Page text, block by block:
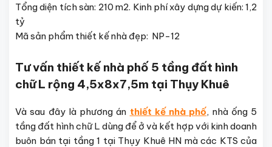
Tổng diện tích sàn: 210 m2. Kinh phí xây dựng dự kiến: 1,2
tỷ
Mã sản phẩm thiết kế nhà đẹp: NP-12
Tư vấn thiết kế nhà phố 5 tầng đất hình
chữ L rộng 4,5x8x7,5m tại Thụy Khuê
Và sau đây là phương án thiết kế nhà phố, nhà ống 5
tầng đất hình chữ L dùng để ở và kết hợp với kinh doanh
buôn bán tại tầng 1 tại Thụy Khuê HN mà các KTS của